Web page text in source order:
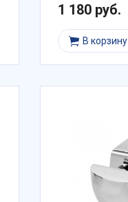
1 180 руб.
В корзину